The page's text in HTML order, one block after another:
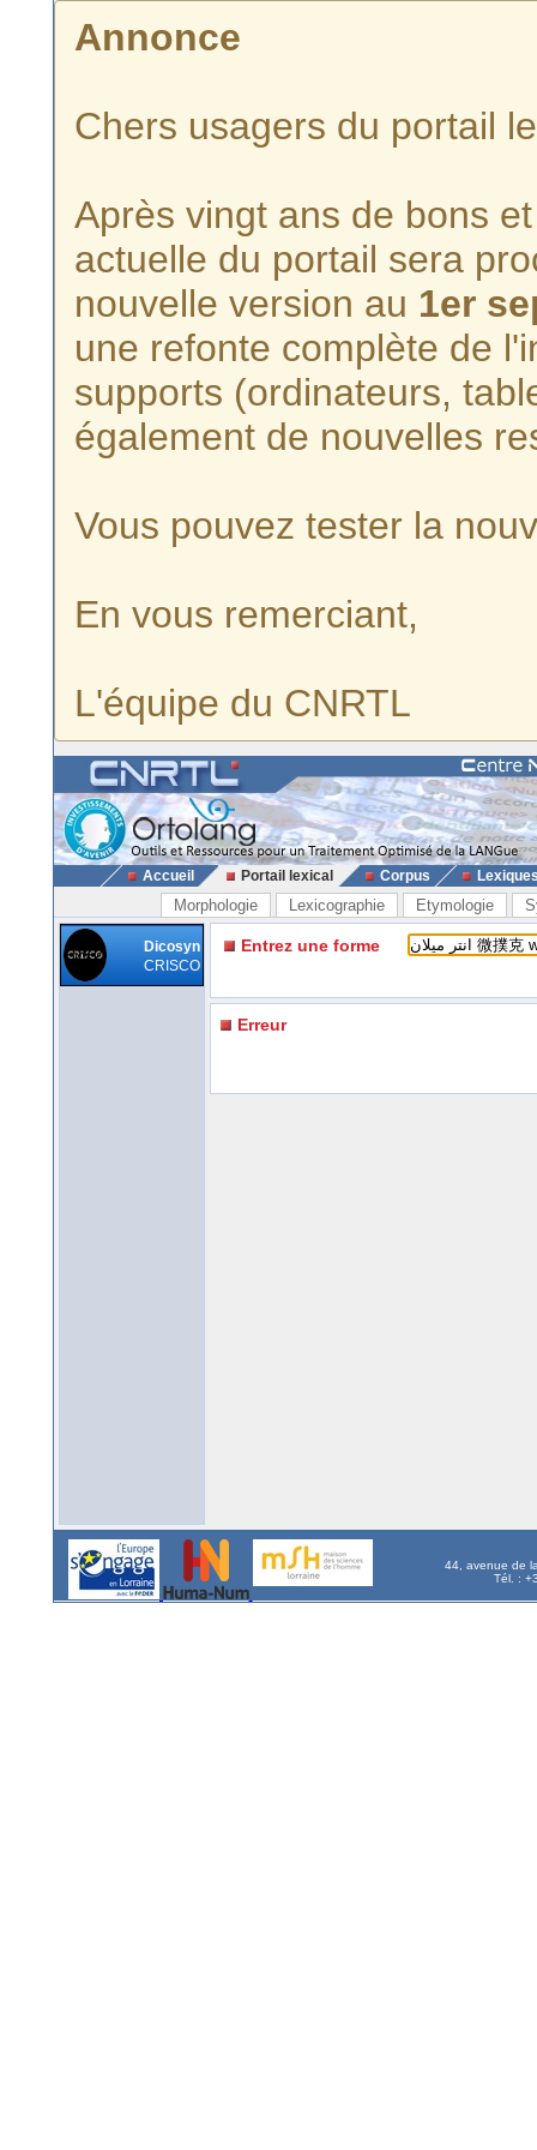
Annonce
Chers usagers du portail
Après vingt ans de bons
actuelle du portail sera
nouvelle version au 1er
une refonte complète de
supports (ordinateurs,
également de nouvelles
Vous pouvez tester la
En vous remerciant,
L'équipe du CNRTL
Accueil Portail lexical Corpus
Morphologie Lexicographie Etymologie
Dicosyn
CRISCO
Entrez une forme
Erreur
44, avenue de
Tél. :